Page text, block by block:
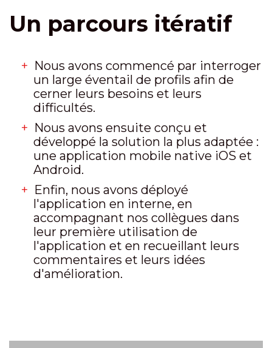
Un parcours itératif
Nous avons commencé par interroger
un large éventail de profils afin de
cerner leurs besoins et leurs
difficultés.
Nous avons ensuite conçu et
développé la solution la plus adaptée :
une application mobile native iOS et
Android.
Enfin, nous avons déployé
l'application en interne, en
accompagnant nos collègues dans
leur première utilisation de
l'application et en recueillant leurs
commentaires et leurs idées
d'amélioration.